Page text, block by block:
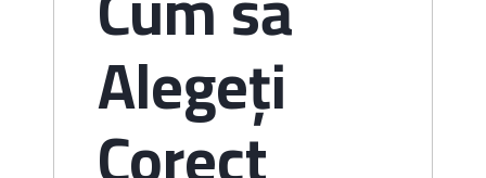
Alegeți